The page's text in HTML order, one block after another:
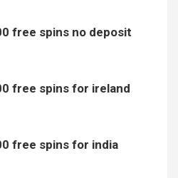
free spins no deposit
free spins for ireland
free spins for india